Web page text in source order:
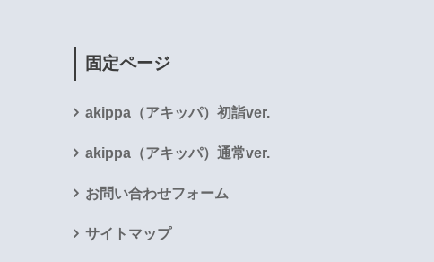
固定ページ
akippa（アキッパ）初詣ver.
akippa（アキッパ）通常ver.
お問い合わせフォーム
サイトマップ